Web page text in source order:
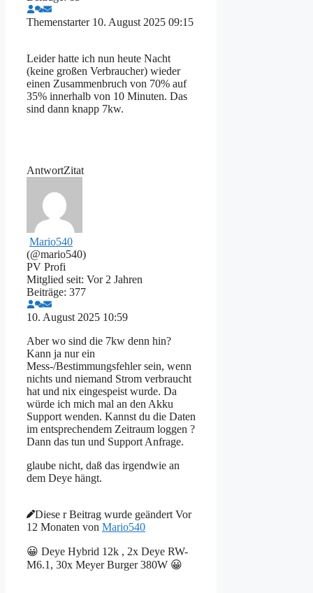
Themenstarter 10. August 2025 09:15
Leider hatte ich nun heute Nacht
(keine großen Verbraucher) wieder
einen Zusammenbruch von 70% auf
35% innerhalb von 10 Minuten. Das
sind dann knapp 7kw.
AntwortZitat
Mario540
(@mario540)
PV Profi
Mitglied seit: Vor 2 Jahren
Beiträge: 377
10. August 2025 10:59
Aber wo sind die 7kw denn hin?
Kann ja nur ein
Mess-/Bestimmungsfehler sein, wenn
nichts und niemand Strom verbraucht
hat und nix eingespeist wurde. Da
würde ich mich mal an den Akku
Support wenden. Kannst du die Daten
im entsprechendem Zeitraum loggen ?
Dann das tun und Support Anfrage.
glaube nicht, daß das irgendwie an
dem Deye hängt.
Diese r Beitrag wurde geändert Vor
12 Monaten von Mario540
😀 Deye Hybrid 12k , 2x Deye RW-
M6.1, 30x Meyer Burger 380W 😀